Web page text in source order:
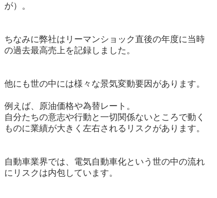
が）。
ちなみに弊社はリーマンショック直後の年度に当時
の過去最高売上を記録しました。
他にも世の中には様々な景気変動要因があります。
例えば、原油価格や為替レート。
自分たちの意志や行動と一切関係ないところで動く
ものに業績が大きく左右されるリスクがあります。
自動車業界では、電気自動車化という世の中の流れ
にリスクは内包しています。